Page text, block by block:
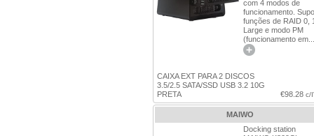
com 4 modos de
funcionamento.
funções de RAID 0,
Large e modo PM
(funcionamento em...
CAIXA EXT PARA 2 DISCOS
3.5/2.5 SATA/SSD USB 3.2 10G
PRETA
€98.28 c/
MAIWO
Docking station